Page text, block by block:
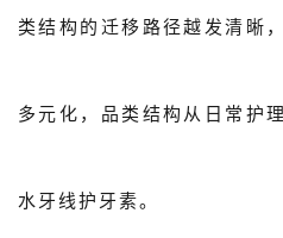
类结构的迁移路径越发清晰
多元化，品类结构从日常护
水牙线护牙素。